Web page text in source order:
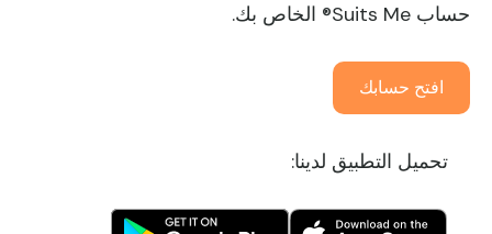
حساب Suits Me® الخاص بك.
افتح حسابك
تحميل التطبيق لدينا: